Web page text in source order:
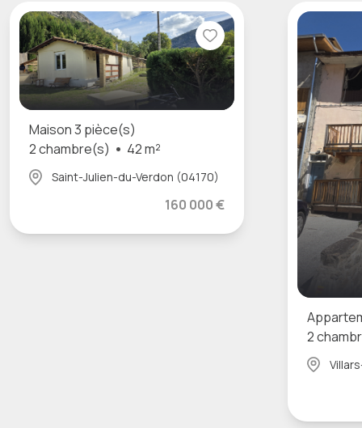
Maison 3 pièce(s)
2 chambre(s)
42 m²
Saint-Julien-du-Verdon (04170)
160 000 €
2